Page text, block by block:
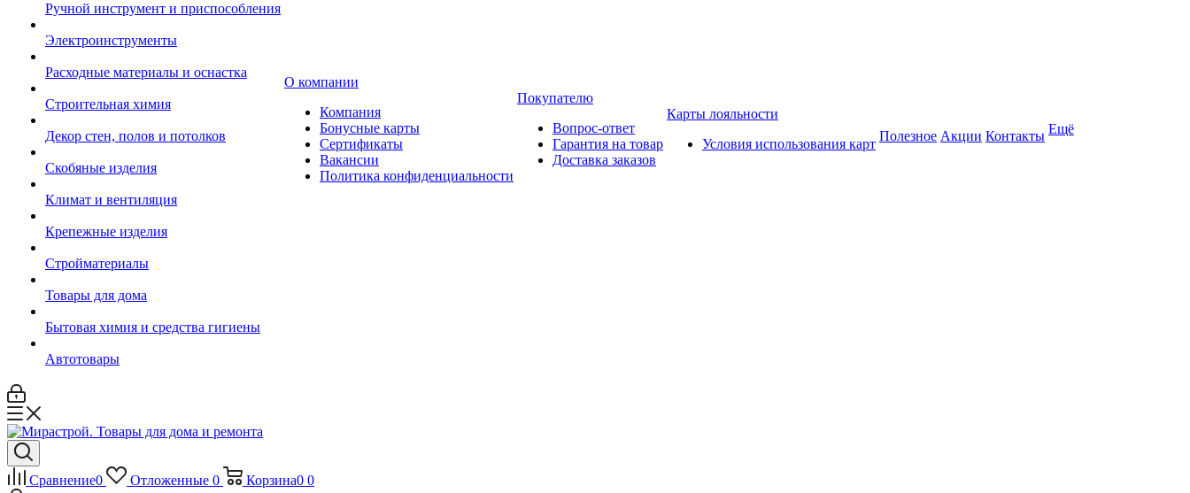
Ручной инструмент и приспособления
Электроинструменты
Расходные материалы и оснастка
Строительная химия
Декор стен, полов и потолков
Скобяные изделия
Климат и вентиляция
Крепежные изделия
Стройматериалы
Товары для дома
Бытовая химия и средства гигиены
Автотовары
О компании
Компания
Бонусные карты
Сертификаты
Вакансии
Политика конфиденциальности
Покупателю
Вопрос-ответ
Гарантия на товар
Доставка заказов
Карты лояльности
Условия использования карт
Полезное Акции Контакты Ещё
Сравнение0 Отложенные 0 Корзина0 0